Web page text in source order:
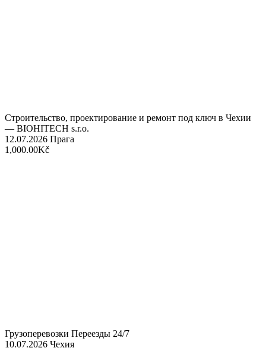
Строительство, проектирование и ремонт под ключ в Чехии
— BIOHITECH s.r.o.
12.07.2026 Прага
1,000.00Kč
Грузоперевозки Переезды 24/7
10.07.2026 Чехия